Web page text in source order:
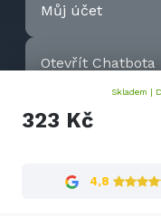
Skladem |
323 Kč
4,8
Můj účet
Otevřít Chatbota
Kontaktujte nás